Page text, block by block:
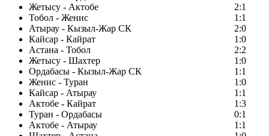
Жетысу - Актобе
2:1
Тобол - Женис
1:1
Атырау - Кызыл-Жар СК
2:0
Кайсар - Кайрат
1:0
Астана - Тобол
2:2
Жетысу - Шахтер
1:0
Ордабасы - Кызыл-Жар СК
1:1
Женис - Туран
1:0
Кайсар - Атырау
1:1
Актобе - Кайрат
1:3
Туран - Ордабасы
0:1
Актобе - Атырау
1:1